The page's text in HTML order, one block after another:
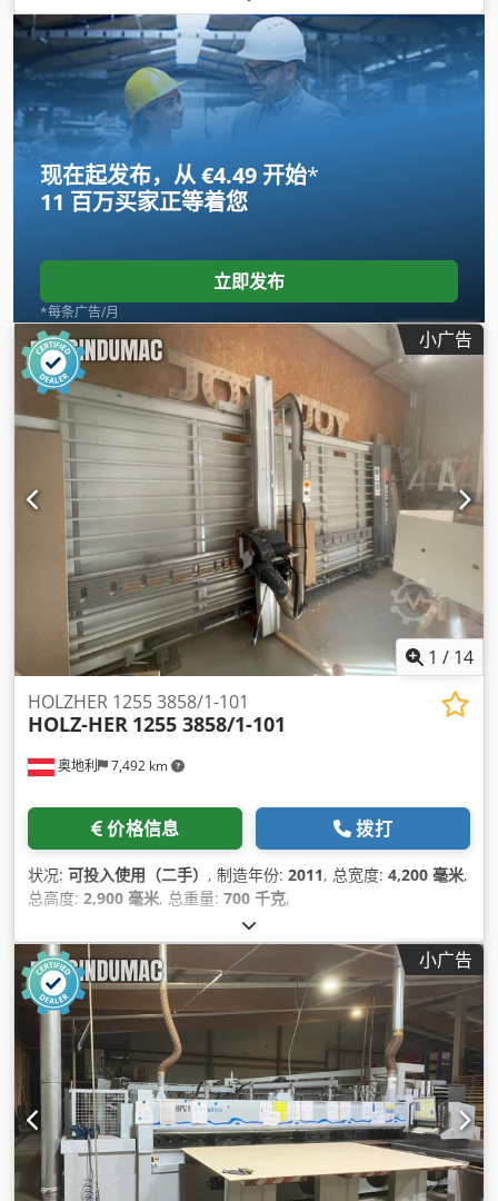
现在起发布，从 €4.49 开始*
11 百万买家正等着您
立即发布
*每条广告/月
小广告
1 / 14
奥地利 7,492 km
HOLZHER 1255 3858/1-101
HOLZ-HER 1255 3858/1-101
价格信息 拨打
状况: 可投入使用（二手） , 制造年份: 2011, 总宽度: 4,200 毫米,
总高度: 2,900 毫米, 总重量: 700 千克,
小广告